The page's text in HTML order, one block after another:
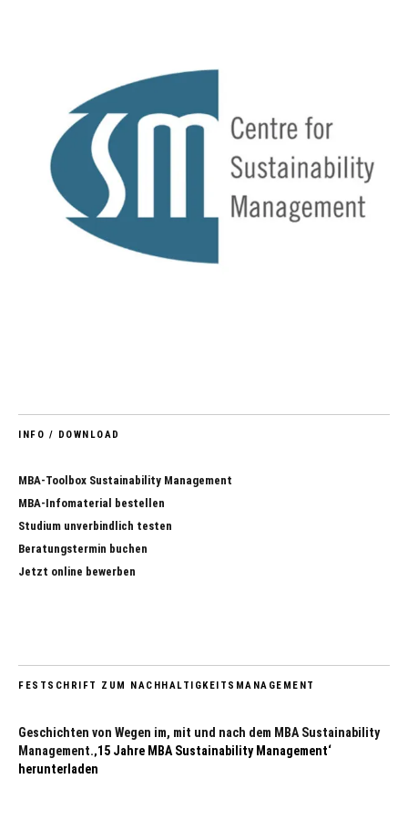
INFO / DOWNLOAD
MBA-Toolbox Sustainability Management
MBA-Infomaterial bestellen
Studium unverbindlich testen
Beratungstermin buchen
Jetzt online bewerben
FESTSCHRIFT ZUM NACHHALTIGKEITSMANAGEMENT
Geschichten von Wegen im, mit und nach dem MBA Sustainability
Management.‚15 Jahre MBA Sustainability Management‘
herunterladen